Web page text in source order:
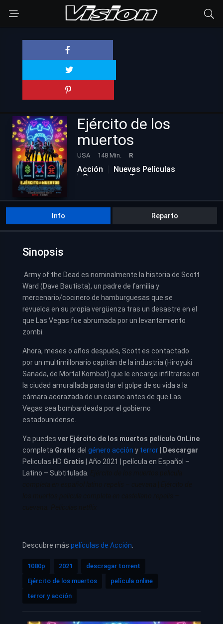
Ejército de los
muertos
USA 148 Min. R
Acción
Nuevas Películas
Suspenso
Terror
Info Reparto
Sinopsis
Army of the Dead es nominalmente la historia de Scott
Ward (Dave Bautista), un padre de familia y
mercenario/cocinero de hamburguesas que se
revuelca en su propia vergüenza tras un desastre en el
que Las Vegas fue abrumada por un levantamiento
zombi.
Ahora, meses o años después, Scott es contactado
por un multimillonario capitán de la industria (Hiroyuki
Sanada, de Mortal Kombat) que le encarga infiltrarse en
la ciudad amurallada para dar el golpe de su vida a la
cámara acorazada de un casino antes de que Las
Vegas sea bombardeada por el gobierno
estadounidense.
Ya puedes ver Ejército de los muertos película OnLine
completa Gratis del género acción y terror
Descargar
Peliculas HD Gratis | Año 2021 | película en Español –
Latino – Subtitulada.
Descubre más películas de Acción
1080p 2021
descragar torrent
Ejército de los muertos
película online
terror y acción